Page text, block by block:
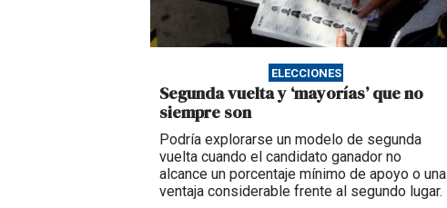
ELECCIONES
Segunda vuelta y ‘mayorías’ que no
siempre son
Podría explorarse un modelo de segunda
vuelta cuando el candidato ganador no
alcance un porcentaje mínimo de apoyo o una
ventaja considerable frente al segundo lugar.